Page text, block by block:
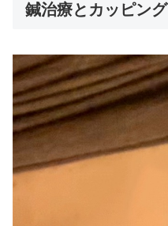
鍼治療とカッピング